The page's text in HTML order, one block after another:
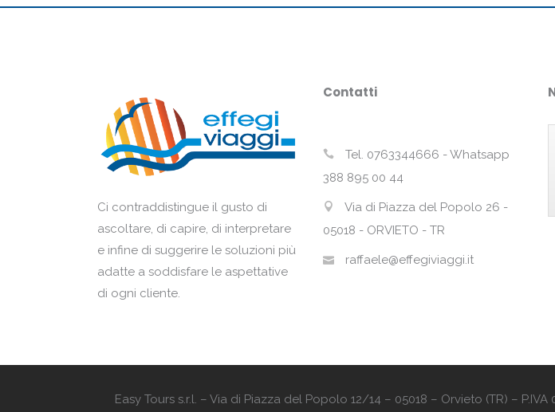
Ci contraddistingue il gusto di
ascoltare, di capire, di interpretare
e infine di suggerire le soluzioni più
adatte a soddisfare le aspettative
di ogni cliente.
Contatti
Tel. 0763344666 - Whatsapp
388 895 00 44
Via di Piazza del Popolo 26 -
05018 - ORVIETO - TR
raffaele@effegiviaggi.it
Easy Tours s.r.l. – Via di Piazza del Popolo 12/14 – 05018 – Orvieto (TR) –